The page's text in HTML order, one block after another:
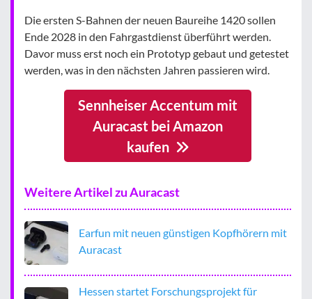
Die ersten S-Bahnen der neuen Baureihe 1420 sollen
Ende 2028 in den Fahrgastdienst überführt werden.
Davor muss erst noch ein Prototyp gebaut und getestet
werden, was in den nächsten Jahren passieren wird.
Sennheiser Accentum mit
Auracast bei Amazon
kaufen
Weitere Artikel zu Auracast
Earfun mit neuen günstigen Kopfhörern mit
Auracast
Hessen startet Forschungsprojekt für